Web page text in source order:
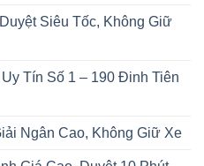
Siêu Tốc, Không Giữ
Tín Số 1 – 190 Đinh Tiên
Ngân Cao, Không Giữ Xe